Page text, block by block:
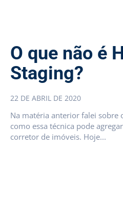
O que não é
Staging?
22 DE ABRIL DE 2020
Na matéria anterior falei sobre
como essa técnica pode
corretor de imóveis. Hoje...